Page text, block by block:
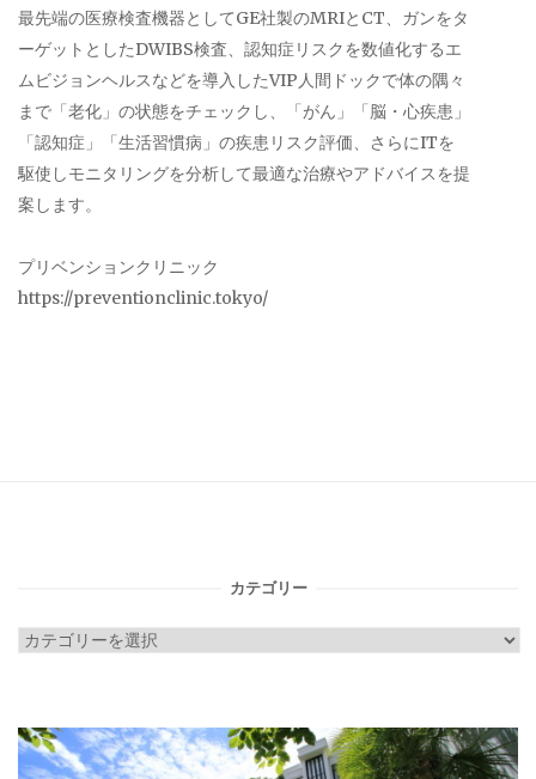
最先端の医療検査機器としてGE社製のMRIとCT、ガンをタ
ーゲットとしたDWIBS検査、認知症リスクを数値化するエ
ムビジョンヘルスなどを導入したVIP人間ドックで体の隅々
まで「老化」の状態をチェックし、「がん」「脳・心疾患」
「認知症」「生活習慣病」の疾患リスク評価、さらにITを
駆使しモニタリングを分析して最適な治療やアドバイスを提
案します。
プリベンションクリニック
https://preventionclinic.tokyo/
カテゴリー
カ
リ
ー